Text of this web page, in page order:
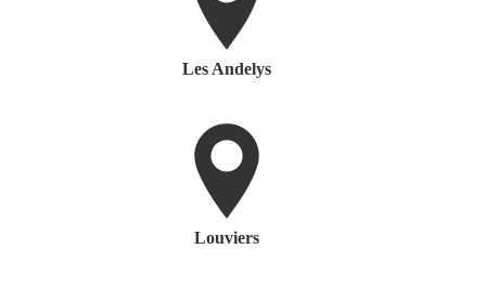
Les Andelys
Louviers